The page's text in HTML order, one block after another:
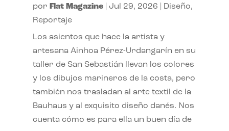
por Flat Magazine| Jul 29, 2026 Diseño,
Reportaje
Los asientos que hace la artista y
artesana Ainhoa Pérez-Urdangarín en su
taller de San Sebastián llevan los colores
y los dibujos marineros de la costa, pero
también nos trasladan al arte textil de la
Bauhaus y al exquisito diseño danés. Nos
cuenta cómo es para ella un buen día de